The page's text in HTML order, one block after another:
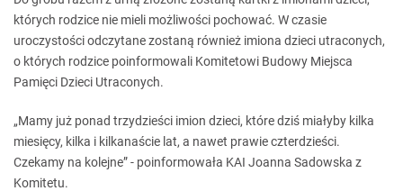
których rodzice nie mieli możliwości pochować. W czasie
uroczystości odczytane zostaną również imiona dzieci utraconych,
o których rodzice poinformowali Komitetowi Budowy Miejsca
Pamięci Dzieci Utraconych.
„Mamy już ponad trzydzieści imion dzieci, które dziś miałyby kilka
miesięcy, kilka i kilkanaście lat, a nawet prawie czterdzieści.
Czekamy na kolejne” - poinformowała KAI Joanna Sadowska z
Komitetu.